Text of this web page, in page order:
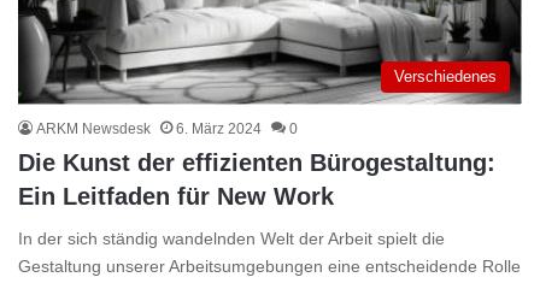
Verschiedenes
ARKM Newsdesk 6. März 2024 0
Die Kunst der effizienten Bürogestaltung:
Ein Leitfaden für New Work
In der sich ständig wandelnden Welt der Arbeit spielt die
Gestaltung unserer Arbeitsumgebungen eine entscheidende Rolle